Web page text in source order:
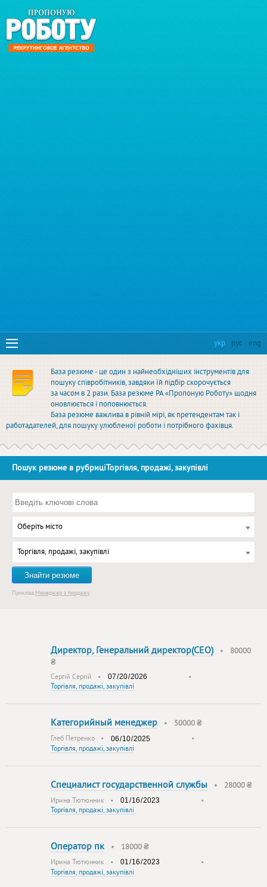
укр рус eng
База резюме - це один з найнеобхідніших інструментів для
пошуку співробітників, завдяки їй підбір скорочується
за часом в 2 рази. База резюме РА «Пропоную Роботу» щодня
оновлюється і поповнюється.
База резюме важлива в рівній мірі, як претендентам так і
работадателей, для пошуку улюбленої роботи і потрібного фахівця.
Пошук резюме в рубриціТоргівля, продажі, закупівлі
Оберіть місто
Торгівля, продажі, закупівлі
Знайти резюме
Приклад:Менеджер з продажу
Директор, Генеральний директор(СЕО)• 80000
₴
Сергій Сергій •
•
Торгівля, продажі, закупівлі
Категорийный менеджер • 50000 ₴
Глеб Петренко •
•
Торгівля, продажі, закупівлі
Специалист государственной службы • 28000 ₴
Ирина Тютюнник •
•
Торгівля, продажі, закупівлі
Оператор пк• 18000 ₴
Ирина Тютюнник •
•
Торгівля, продажі, закупівлі